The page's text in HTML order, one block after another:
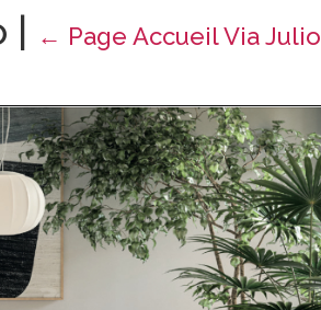
| ← Page Accueil Via Julio